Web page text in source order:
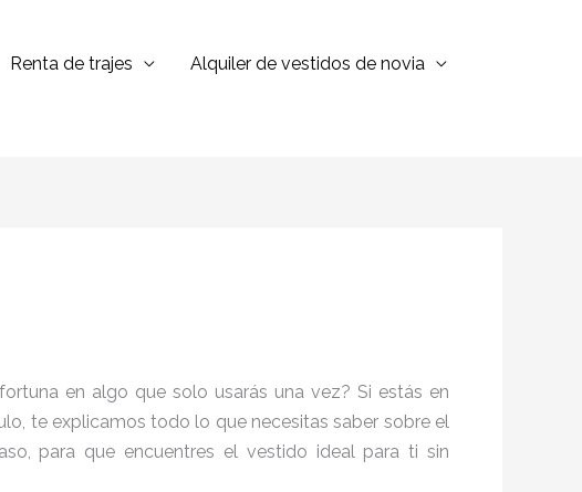
Renta de trajes
Alquiler de vestidos de novia
en algo que solo usarás una vez? Si estás en
te explicamos todo lo que necesitas saber sobre el
para que encuentres el vestido ideal para ti sin